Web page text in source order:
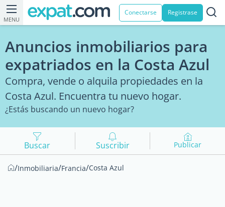
MENU
Conectarse Registrase
Anuncios inmobiliarios para
expatriados en la Costa Azul
Compra, vende o alquila propiedades en la
Costa Azul. Encuentra tu nuevo hogar.
¿Estás buscando un nuevo hogar?
Buscar Suscribir Publicar
/Inmobiliaria/Francia/Costa Azul